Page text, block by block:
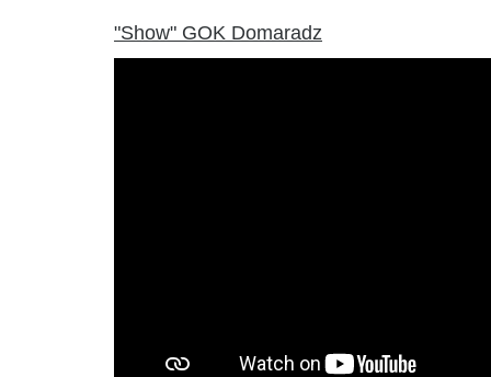
"Show" GOK Domaradz